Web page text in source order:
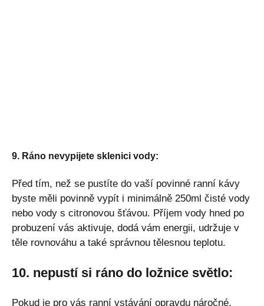
9. Ráno nevypijete sklenici vody:
Před tím, než se pustíte do vaší povinné ranní kávy
byste měli povinně vypít i minimálně 250ml čisté vody
nebo vody s citronovou šťávou. Příjem vody hned po
probuzení vás aktivuje, dodá vám energii, udržuje v
těle rovnováhu a také správnou tělesnou teplotu.
10. nepustí si ráno do ložnice světlo:
Pokud je pro vás ranní vstávání opravdu náročné,